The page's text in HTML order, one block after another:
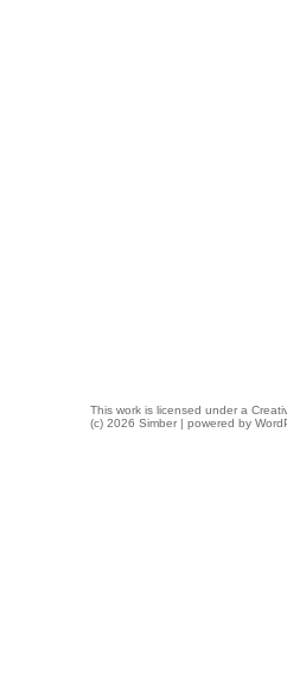
This work is licensed under a
(c) 2026 Simber | powered by